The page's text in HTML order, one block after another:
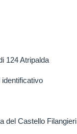
124 Atripalda
del Castello Filangieri